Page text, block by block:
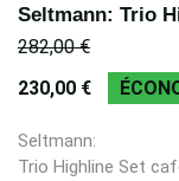
Seltmann: Trio
282,00 €
230,00 €
Seltmann:
Trio Highline Set